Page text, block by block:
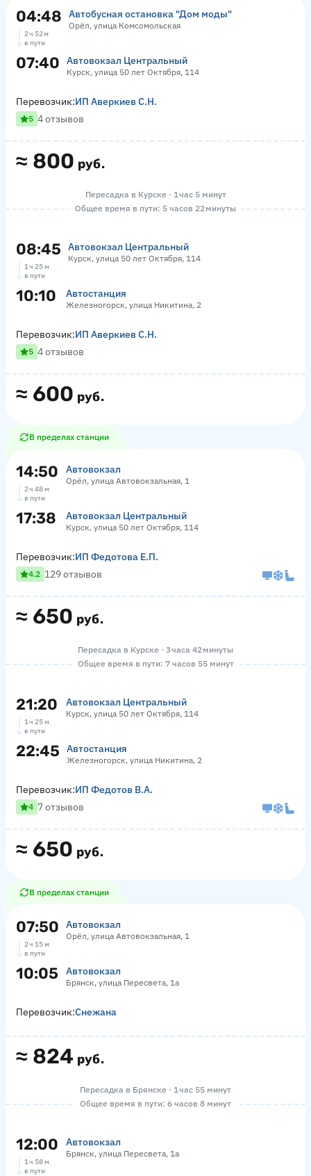
04:48 Автобусная остановка "Дом моды"
Орёл, улица Комсомольская
2 ч 52 м
в пути
07:40 Автовокзал Центральный
Курск, улица 50 лет Октября, 114
≈ 800 руб.
Перевозчик:ИП Аверкиев С.Н.
5 4 отзывов
Пересадка в Курске · 1 час 5 минут
Общее время в пути: 5 часов 22 минуты
08:45 Автовокзал Центральный
Курск, улица 50 лет Октября, 114
1 ч 25 м
в пути
10:10 Автостанция
Железногорск, улица Никитина, 2
≈ 600 руб.
Перевозчик:ИП Аверкиев С.Н.
5 4 отзывов
В пределах станции
14:50 Автовокзал
Орёл, улица Автовокзальная, 1
2 ч 48 м
в пути
17:38 Автовокзал Центральный
Курск, улица 50 лет Октября, 114
≈ 650 руб.
Перевозчик:ИП Федотова Е.П.
4.2 129 отзывов
Пересадка в Курске · 3 часа 42 минуты
Общее время в пути: 7 часов 55 минут
21:20 Автовокзал Центральный
Курск, улица 50 лет Октября, 114
1 ч 25 м
в пути
22:45 Автостанция
Железногорск, улица Никитина, 2
≈ 650 руб.
Перевозчик:ИП Федотов В.А.
4 7 отзывов
В пределах станции
07:50 Автовокзал
Орёл, улица Автовокзальная, 1
2 ч 15 м
в пути
10:05 Автовокзал
Брянск, улица Пересвета, 1а
≈ 824 руб.
Перевозчик:Снежана
Пересадка в Брянске · 1 час 55 минут
Общее время в пути: 6 часов 8 минут
12:00 Автовокзал
Брянск, улица Пересвета, 1а
1 ч 58 м
в пути